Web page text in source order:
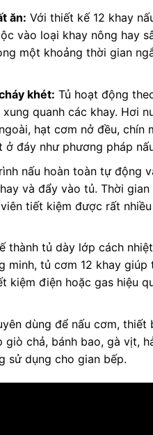
ăn: Với thiết kế 12 khay
vào loại khay nông hay
một khoảng thời gian
khét: Tủ hoạt động
quanh các khay. Hơi
hạt cơm nở đều, chín
đáy như phương pháp
nấu hoàn toàn tự động
và đẩy vào tủ. Thời
tiết kiệm được rất
thành tủ dày lớp cách
minh, tủ cơm 12 khay
điện hoặc gas hiệu
dùng để nấu cơm,
chả, bánh bao, gà vịt,
sử dụng cho gian bếp.